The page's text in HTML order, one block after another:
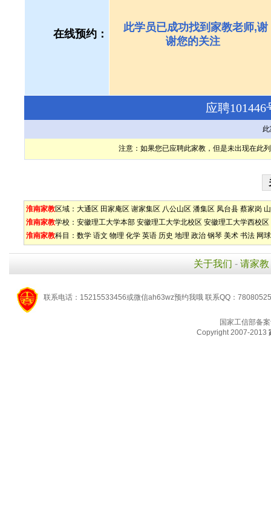
在线预约：
此学员已成功找到家教老师,谢
谢您的关注
应聘
注意：如果您已应聘此家教，但是未出现在此
淮南家教区域： 大通区 田家庵区 谢家集区 八公山区 潘集区 凤台县 蔡家岗
淮南家教学校： 安徽理工大学本部 安徽理工大学北校区 安徽理工大学西校区
淮南家教科目： 数学 语文 物理 化学 英语 历史 地理 政治 钢琴 美术 书法 网球
关于我们 - 请家教
联系电话：15215533456或微信ah63wz预约我哦 联系QQ：
国家工信部备
Copyright 2007-2013